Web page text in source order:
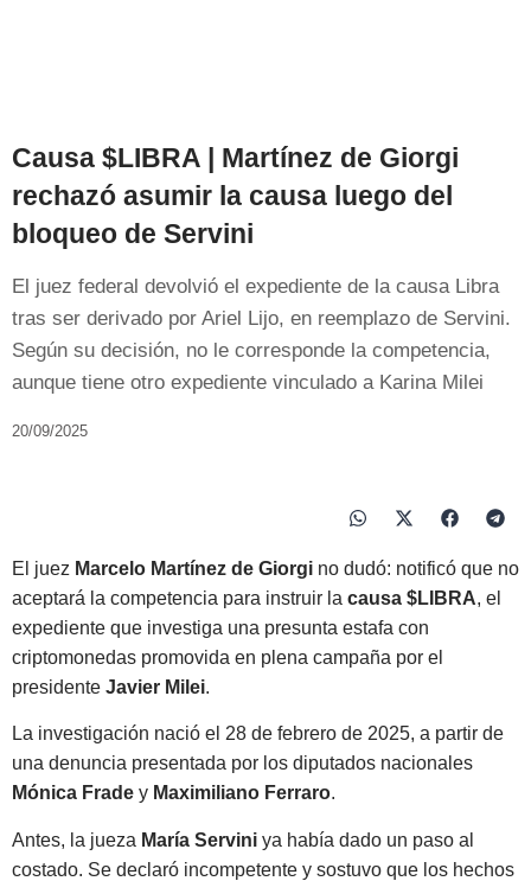
Causa $LIBRA | Martínez de Giorgi
rechazó asumir la causa luego del
bloqueo de Servini
El juez federal devolvió el expediente de la causa Libra
tras ser derivado por Ariel Lijo, en reemplazo de Servini.
Según su decisión, no le corresponde la competencia,
aunque tiene otro expediente vinculado a Karina Milei
20/09/2025
El juez Marcelo Martínez de Giorgi no dudó: notificó que no
aceptará la competencia para instruir la causa $LIBRA, el
expediente que investiga una presunta estafa con
criptomonedas promovida en plena campaña por el
presidente Javier Milei.
La investigación nació el 28 de febrero de 2025, a partir de
una denuncia presentada por los diputados nacionales
Mónica Frade y Maximiliano Ferraro.
Antes, la jueza María Servini ya había dado un paso al
costado. Se declaró incompetente y sostuvo que los hechos